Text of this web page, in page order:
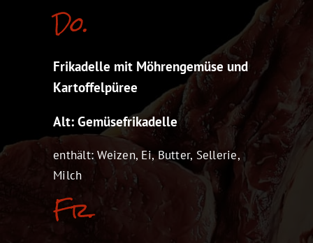
Do.
Frikadelle mit Möhrengemüse und
Kartoffelpüree
Alt: Gemüsefrikadelle
enthält: Weizen, Ei, Butter, Sellerie,
Milch
Fr.